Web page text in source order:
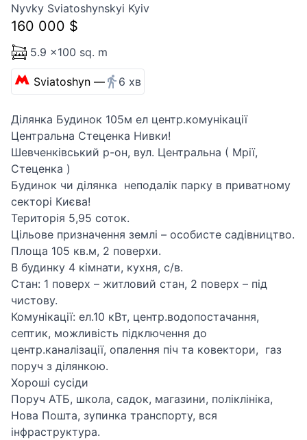
Nyvky Sviatoshynskyi Kyiv
160 000 $
5.9 x100 sq. m
Sviatoshyn — 6 хв
Ділянка Будинок 105м ел центр.комунікації
Центральна Стеценка Нивки!
Шевченківський р-он, вул. Центральна ( Мрії,
Стеценка )
Будинок чи ділянка неподалік парку в приватному
секторі Києва!
Територія 5,95 соток.
Цільове призначення землі – особисте садівництво.
Площа 105 кв.м, 2 поверхи.
В будинку 4 кімнати, кухня, с/в.
Стан: 1 поверх – житловий стан, 2 поверх – під
чистову.
Комунікації: ел.10 кВт, центр.водопостачання,
септик, можливість підключення до
центр.каналізації, опалення піч та ковектори, газ
поруч з ділянкою.
Хороші сусіди
Поруч АТБ, школа, садок, магазини, поліклініка,
Нова Пошта, зупинка транспорту, вся
інфраструктура.